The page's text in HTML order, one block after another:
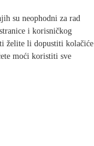
su neophodni za rad
i korisničkog
želite li dopustiti kolačiće
moći koristiti sve